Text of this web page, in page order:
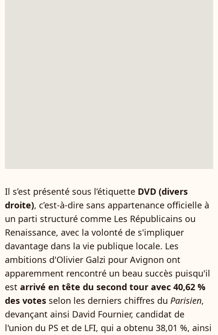
Il s’est présenté sous l’étiquette DVD (divers
droite), c’est-à-dire sans appartenance officielle à
un parti structuré comme Les Républicains ou
Renaissance, avec la volonté de s'impliquer
davantage dans la vie publique locale. Les
ambitions d'Olivier Galzi pour Avignon ont
apparemment rencontré un beau succès puisqu'il
est arrivé en tête du second tour avec 40,62 %
des votes selon les derniers chiffres du Parisien,
devançant ainsi David Fournier, candidat de
l'union du PS et de LFI, qui a obtenu 38,01 %, ainsi